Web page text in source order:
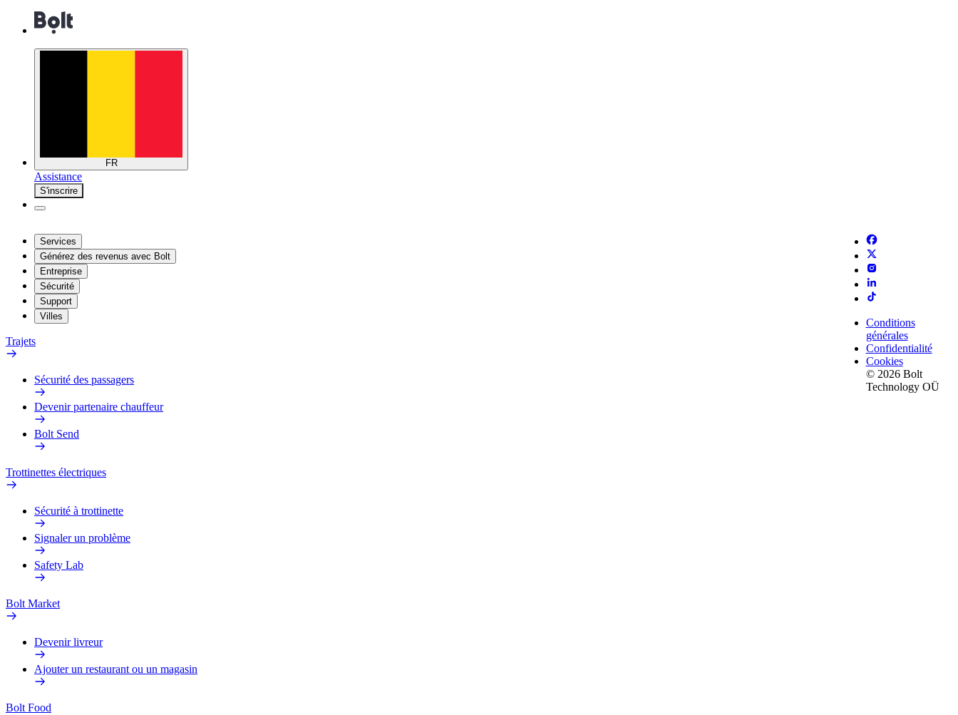
FR
Assistance
S'inscrire
Services
Générez des revenus avec Bolt
Entreprise
Sécurité
Support
Villes
Trajets
Sécurité des passagers
Devenir partenaire chauffeur
Bolt Send
Trottinettes électriques
Sécurité à trottinette
Signaler un problème
Safety Lab
Bolt Market
Devenir livreur
Ajouter un restaurant ou un magasin
Bolt Food
Conditions
générales
Confidentialité
Cookies
© 2026 Bolt
Technology OÜ